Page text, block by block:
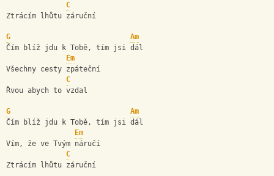
C
Ztrácím lhůtu záruční
G
Am
Čím blíž jdu k Tobě, tím jsi dál
Em
Všechny cesty zpáteční
C
Řvou abych to vzdal
G
Am
Čím blíž jdu k Tobě, tím jsi dál
Em
Vím, že ve Tvým náručí
C
Ztrácím lhůtu záruční